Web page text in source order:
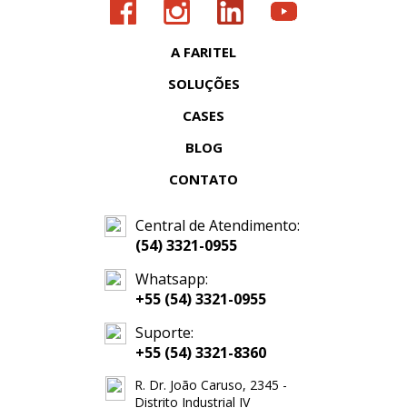
A FARITEL
SOLUÇÕES
CASES
BLOG
CONTATO
Central de Atendimento:
(54) 3321-0955
Whatsapp:
+55 (54) 3321-0955
Suporte:
+55 (54) 3321-8360
R. Dr. João Caruso, 2345 -
Distrito Industrial IV